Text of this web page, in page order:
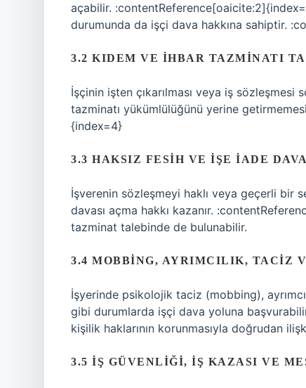
açabilir.
durumunda da işçi dava hakkına sahiptir.
3.2 KIDEM VE İHBAR TAZMINATI
İşçinin işten çıkarılması veya iş
tazminatı yükümlülüğünü yerine
{index=4}
3.3 HAKSIZ FESIH VE İŞE İADE
İşverenin sözleşmeyi haklı veya geçerli bir
davası açma hakkı kazanır.
tazminat talebinde de bulunabilir.
3.4 MOBBING, AYRIMCILIK, TACIZ
İşyerinde psikolojik taciz (mobbing),
gibi durumlarda işçi dava yoluna
kişilik haklarının korunmasıyla doğrudan
3.5 İŞ GÜVENLIĞI, İŞ KAZASI VE